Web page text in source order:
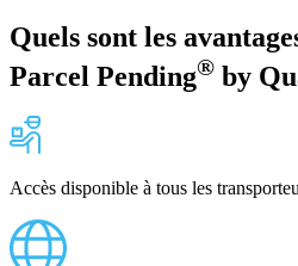
Quels sont les
Parcel Pending® by
Accès disponible à tous les